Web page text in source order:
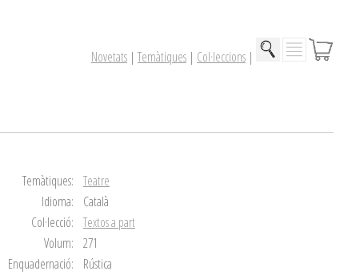
Novetats | Temàtiques | Col·leccions |
Temàtiques: Teatre
Idioma:
Català
Col·lecció: Textos a part
Volum: 271
Enquadernació:
Rústica